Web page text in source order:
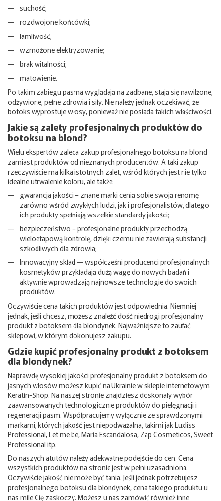
suchość;
rozdwojone końcówki;
łamliwość;
wzmożone elektryzowanie;
brak witalności;
matowienie.
Po takim zabiegu pasma wyglądają na zadbane, stają się nawilżone,
odżywione, pełne zdrowia i siły. Nie należy jednak oczekiwać, że
botoks wyprostuje włosy, ponieważ nie posiada takich właściwości.
Jakie są zalety profesjonalnych produktów do
botoksu na blond?
Wielu ekspertów zaleca zakup profesjonalnego botoksu na blond
zamiast produktów od nieznanych producentów. A taki zakup
rzeczywiście ma kilka istotnych zalet, wśród których jest nie tylko
idealne utrwalenie koloru, ale także:
gwarancja jakości – znane marki cenią sobie swoją renomę
zarówno wśród zwykłych ludzi, jak i profesjonalistów, dlatego
ich produkty spełniają wszelkie standardy jakości;
bezpieczeństwo – profesjonalne produkty przechodzą
wieloetapową kontrolę, dzięki czemu nie zawierają substancji
szkodliwych dla zdrowia;
Innowacyjny skład — współcześni producenci profesjonalnych
kosmetyków przykładają dużą wagę do nowych badań i
aktywnie wprowadzają najnowsze technologie do swoich
produktów.
Oczywiście cena takich produktów jest odpowiednia. Niemniej
jednak, jeśli chcesz, możesz znaleźć dość niedrogi profesjonalny
produkt z botoksem dla blondynek. Najważniejsze to zaufać
sklepowi, w którym dokonujesz zakupu.
Gdzie kupić profesjonalny produkt z botoksem
dla blondynek?
Naprawdę wysokiej jakości profesjonalny produkt z botoksem do
jasnych włosów możesz kupić na Ukrainie w sklepie internetowym
Keratin-Shop. Na naszej stronie znajdziesz doskonały wybór
zaawansowanych technologicznie produktów do pielęgnacji i
regeneracji pasm. Współpracujemy wyłącznie ze sprawdzonymi
markami, których jakość jest niepodważalna, takimi jak Luxliss
Professional, Let me be, Maria Escandalosa, Zap Cosmeticos, Sweet
Professional itp.
Do naszych atutów należy adekwatne podejście do cen. Cena
wszystkich produktów na stronie jest w pełni uzasadniona.
Oczywiście jakość nie może być tania. Jeśli jednak potrzebujesz
profesjonalnego botoksu dla blondynek, cena takiego produktu u
nas mile Cię zaskoczy. Możesz u nas zamówić również inne